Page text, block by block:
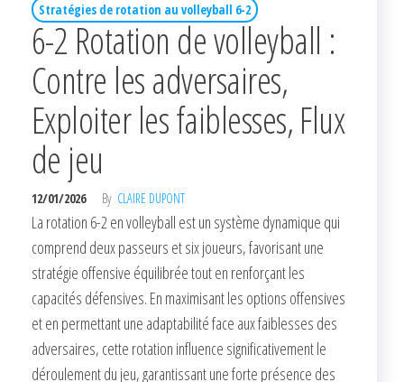
Stratégies de rotation au volleyball 6-2
6-2 Rotation de volleyball :
Contre les adversaires,
Exploiter les faiblesses, Flux
de jeu
12/01/2026 By CLAIRE DUPONT
La rotation 6-2 en volleyball est un système dynamique qui
comprend deux passeurs et six joueurs, favorisant une
stratégie offensive équilibrée tout en renforçant les
capacités défensives. En maximisant les options offensives
et en permettant une adaptabilité face aux faiblesses des
adversaires, cette rotation influence significativement le
déroulement du jeu, garantissant une forte présence des